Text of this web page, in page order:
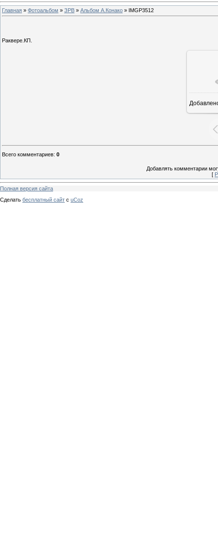
Главная » Фотоальбом » ЗРВ » Альбом А.Конако » IMGP3512
Раквере.КП.
Всего комментариев: 0
Добавлять комментарии
[
Полная версия сайта
Сделать бесплатный сайт с uCoz